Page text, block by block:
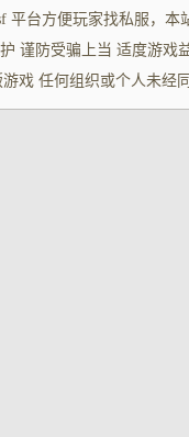
平台方便玩家找私服 ，本
谨防受骗上当 适度游戏
戏 任何组织或个人未经